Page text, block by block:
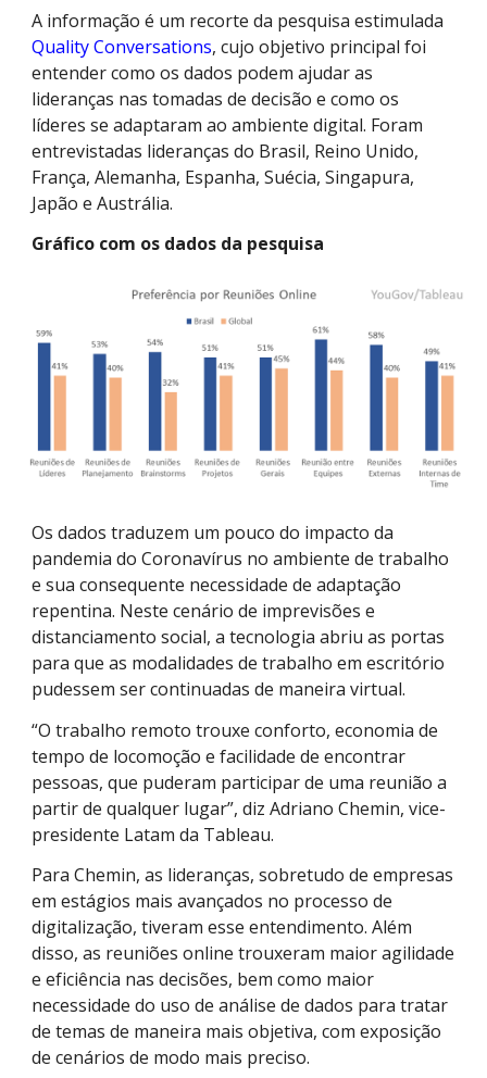
A informação é um recorte da pesquisa estimulada
Quality Conversations, cujo objetivo principal foi
entender como os dados podem ajudar as
lideranças nas tomadas de decisão e como os
líderes se adaptaram ao ambiente digital. Foram
entrevistadas lideranças do Brasil, Reino Unido,
França, Alemanha, Espanha, Suécia, Singapura,
Japão e Austrália.
Gráfico com os dados da pesquisa
Os dados traduzem um pouco do impacto da
pandemia do Coronavírus no ambiente de trabalho
e sua consequente necessidade de adaptação
repentina. Neste cenário de imprevisões e
distanciamento social, a tecnologia abriu as portas
para que as modalidades de trabalho em escritório
pudessem ser continuadas de maneira virtual.
“O trabalho remoto trouxe conforto, economia de
tempo de locomoção e facilidade de encontrar
pessoas, que puderam participar de uma reunião a
partir de qualquer lugar”, diz Adriano Chemin, vice-
presidente Latam da Tableau.
Para Chemin, as lideranças, sobretudo de empresas
em estágios mais avançados no processo de
digitalização, tiveram esse entendimento. Além
disso, as reuniões online trouxeram maior agilidade
e eficiência nas decisões, bem como maior
necessidade do uso de análise de dados para tratar
de temas de maneira mais objetiva, com exposição
de cenários de modo mais preciso.